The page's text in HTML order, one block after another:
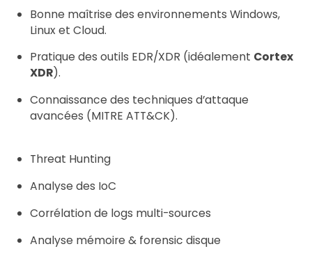
Bonne maîtrise des environnements Windows,
Linux et Cloud.
Pratique des outils EDR/XDR (idéalement Cortex
XDR).
Connaissance des techniques d’attaque
avancées (MITRE ATT&CK).
Threat Hunting
Analyse des IoC
Corrélation de logs multi-sources
Analyse mémoire & forensic disque